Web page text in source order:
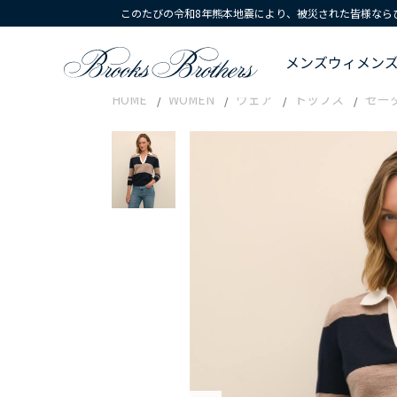
このたびの令和8年熊本地震により、被災された皆様な
メンズウィメン
HOME WOMEN ウェア トップス セー